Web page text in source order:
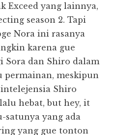
Exceed yang lainnya,
season 2. Tapi
Nora ini rasanya
karena gue
Sora dan Shiro dalam
permainan, meskipun
Shiro
hebat, but hey, it
satunya yang ada
yang gue tonton